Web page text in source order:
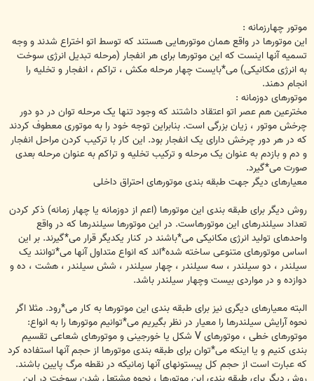
موتور چهارزمانه :
این موتورها در واقع همان موتورهایی هستند که توسط اتو اختراع شدند و وجه
تسمیه آنها اینست که این موتورها برای هر انفجار (مرحله تبدیل انرژی سوخت
به انرژی مکانیکی) می*بایست چهار مرحله مکش ، تراکم ، انفجار و تخلیه را
انجام دهند.
موتورهای دوزمانه :
مخترعین هم عصر اتو اعتقاد داشتند که وجود تنها یک مرحله توان در دو دور
چرخش موتور ، زیان بزرگی است. بنابراین توجه خود را به موتوری معطوف کردند
که در هر دور چرخش دارای یک انفجار بود. این کار با ترکیب کردن مراحل انفجار
و دم و بازدم به عنوان یک مرحله و ترکیب تخلیه و تراکم به عنوان مرحله بعدی
صورت می*گیرد.
معیارهای دیگر جهت طبقه بندی موتورهای احتراق داخلی
روش دیگر برای طبقه بندی این موتورها (اعم از دوزمانه یا چهار زمانه) ذکر کردن
تعداد سیلندرهای این موتورهاست. در این موتورها سیلندرها که در واقع
واحدهای تولید انرژی مکانیکی می*باشند در کنار یکدیگر قرار می*گیرند. بر این
اساس موتورهای متنوعی ساخته شده*اند که انواع متداول آنها می*توانند یک
سیلندر ، دو سیلندر ، سه سیلندر ، چهار سیلندر ، شش سیلندر ، هشت ، ده و
دوازده و در مواردی بیست وچهار سیلندر باشد.
البته معیارهای دیگری نیز برای طبقه بندی این موتورها به کار می*رود. مثلا اگر
نحوه آرایش سیلندرها را معیار در نظر بگیریم می*توانیم موتورها را به انواع:
موتورهای خطی ، موتورهای V شکل یا خورجینی و موتورهای شعاعی تقسیم
بندی کنیم و یا اینکه می*توان برای طبقه بندی موتورها از حجم آنها استفاده کرد
که عبارت است از حجم کل پیستونهای آنها زمانیکه در نقطه مرگ پایین باشند.